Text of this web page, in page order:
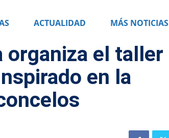
ACTUALIDAD MÁS NOTICIAS
organiza el taller
en la